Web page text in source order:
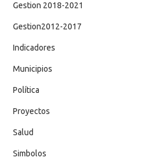
Gestion 2018-2021
Gestion2012-2017
Indicadores
Municipios
Política
Proyectos
Salud
Simbolos